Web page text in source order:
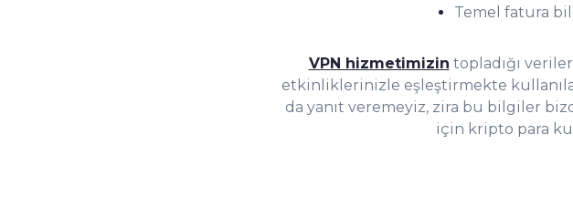
Temel fatura
VPN hizmetimizin topladığı
etkinliklerinizle eşleştirmekte
da yanıt veremeyiz, zira bu bilgiler
için kripto para